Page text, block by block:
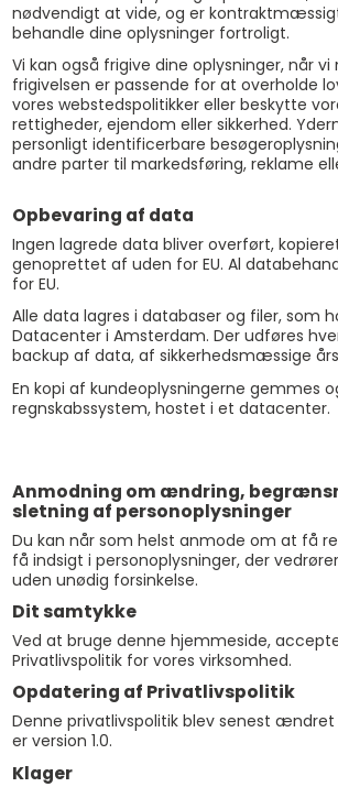
nødvendigt at vide, og er
behandle dine oplysninger fortroligt.
Vi kan også frigive dine oplysninger, når vi
frigivelsen er passende for at overholde
vores webstedspolitikker eller beskytte
rettigheder, ejendom eller sikkerhed.
personligt identificerbare
andre parter til markedsføring, reklame
Opbevaring af data
Ingen lagrede data bliver overført,
genoprettet af uden for EU. Al
for EU.
Alle data lagres i databaser og filer, som
Datacenter i Amsterdam. Der udføres
backup af data, af sikkerhedsmæssige
En kopi af kundeoplysningerne gemmes
regnskabssystem, hostet i et datacenter.
Anmodning om ændring,
sletning af personoplysninger
Du kan når som helst anmode om at få
få indsigt i personoplysninger, der
uden unødig forsinkelse.
Dit samtykke
Ved at bruge denne hjemmeside,
Privatlivspolitik for vores virksomhed.
Opdatering af Privatlivspolitik
Denne privatlivspolitik blev senest ændret
er version 1.0.
Klager